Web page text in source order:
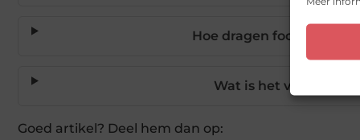
Hoe dragen foodtrucks
Wat is het voordeel
Goed artikel? Deel hem dan op: